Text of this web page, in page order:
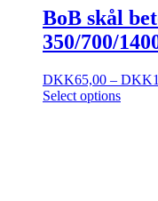
BoB skål
350/700/
DKK65,00 – DKK
Select options